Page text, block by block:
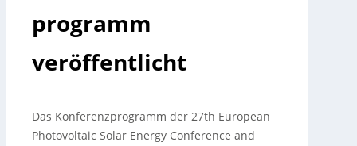
programm
veröffentlicht
Das Konferenzprogramm der 27th European
Photovoltaic Solar Energy Conference and